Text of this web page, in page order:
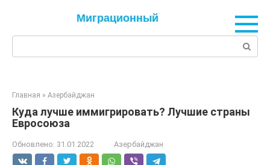
Миграционный
Главная » Азербайджан
Куда лучше иммигрировать? Лучшие страны
Евросоюза
Обновлено: 31.01.2022 Азербайджан